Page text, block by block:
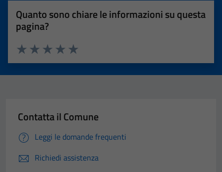
Quanto sono chiare le informazioni su questa
pagina?
Valuta 5 stelle su 5
Valuta 4 stelle su 5
Valuta 3 stelle su 5
Valuta 2 stelle su 5
Valuta 1 stelle su 5
Contatta il Comune
Leggi le domande frequenti
Richiedi assistenza